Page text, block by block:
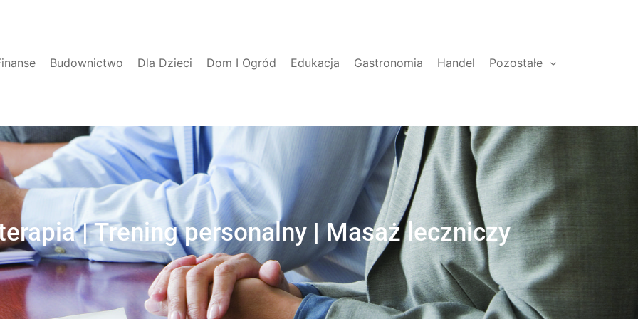
Budownictwo Dla Dzieci Dom I Ogród Edukacja Gastronomia Handel Pozostałe
| Trening personalny | Masaż leczniczy